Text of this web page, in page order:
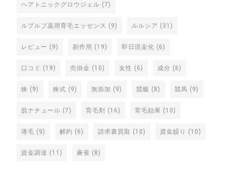
ヘアトニックグロウジェル (7)
ルプルプ薬用育毛エッセンス (9) ルルシア (31)
レビュー (9) 副作用 (19) 即日現金化 (6)
口コミ (19) 売掛金 (10) 女性 (6) 成分 (6)
株 (9) 株式 (9) 無添加 (9) 競艇 (8) 競馬 (9)
肌ナチュール (7) 育毛剤 (16) 育毛効果 (10)
薄毛 (9) 解約 (6) 請求書買取 (10) 資金繰り (10)
資金調達 (11) 麻雀 (8)